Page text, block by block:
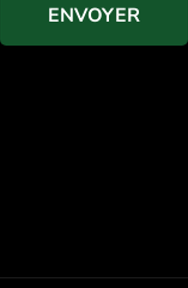
ENVOYER